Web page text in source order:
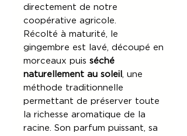
directement de notre
coopérative agricole.
Récolté à maturité, le
gingembre est lavé, découpé en
morceaux puis séché
naturellement au soleil
, une
méthode traditionnelle
permettant de préserver toute
la richesse aromatique de la
racine. Son parfum puissant, sa